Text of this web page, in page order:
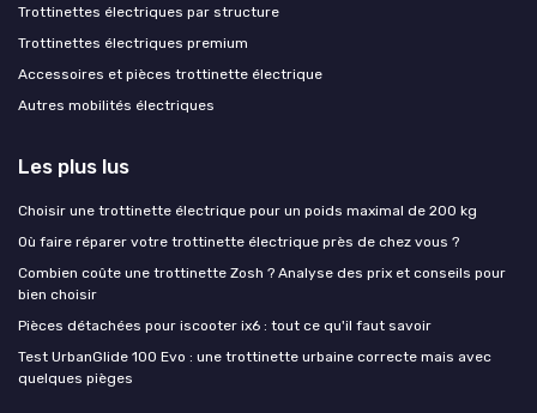
Trottinettes électriques par structure
Trottinettes électriques premium
Accessoires et pièces trottinette électrique
Autres mobilités électriques
Les plus lus
Choisir une trottinette électrique pour un poids maximal de 200 kg
Où faire réparer votre trottinette électrique près de chez vous ?
Combien coûte une trottinette Zosh ? Analyse des prix et conseils pour
bien choisir
Pièces détachées pour iscooter ix6 : tout ce qu'il faut savoir
Test UrbanGlide 100 Evo : une trottinette urbaine correcte mais avec
quelques pièges